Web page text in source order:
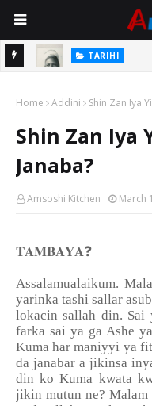
TARIHI
Usman Kure Bungudu
Home Addini Shin Zan Iya
Shin Zan Iya
Janaba?
Amsoshi Kitchen March
𝐓𝐀𝐌𝐁𝐀𝐘𝐀❓
Assalamualaikum.
yarinka tashi sallar
lokacin sallah din. Sai
farka sai ya ga Ashe
Kuma har maniyyi ya
da janabar a jikinsa
din ko Kuma kwata
jikin mutun ne? Malam